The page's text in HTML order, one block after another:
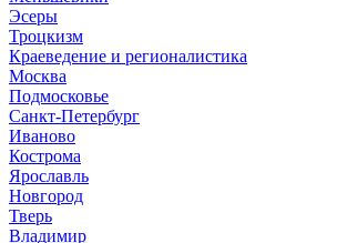
Эсеры
Троцкизм
Краеведение и регионалистика
Москва
Подмосковье
Санкт-Петербург
Иваново
Кострома
Ярославль
Новгород
Тверь
Владимир